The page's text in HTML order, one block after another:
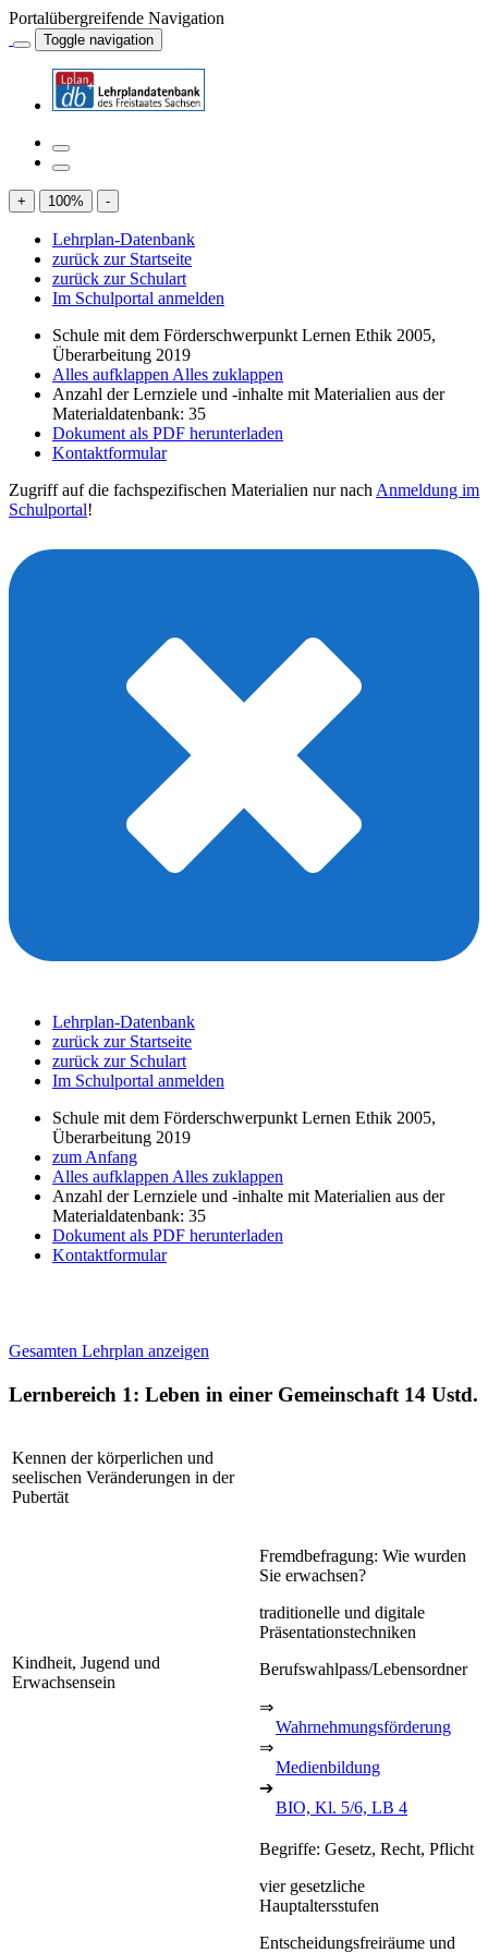
Portalübergreifende Navigation
Toggle navigation
+ 100% -
Lehrplan-Datenbank
zurück zur Startseite
zurück zur Schulart
Im Schulportal anmelden
Schule mit dem Förderschwerpunkt Lernen Ethik 2005,
Überarbeitung 2019
Alles aufklappen Alles zuklappen
Anzahl der Lernziele und -inhalte mit Materialien aus der
Materialdatenbank: 35
Dokument als PDF herunterladen
Kontaktformular
Zugriff auf die fachspezifischen Materialien nur nach Anmeldung im
Schulportal!
Lehrplan-Datenbank
zurück zur Startseite
zurück zur Schulart
Im Schulportal anmelden
Schule mit dem Förderschwerpunkt Lernen Ethik 2005,
Überarbeitung 2019
zum Anfang
Alles aufklappen Alles zuklappen
Anzahl der Lernziele und -inhalte mit Materialien aus der
Materialdatenbank: 35
Dokument als PDF herunterladen
Kontaktformular
Gesamten Lehrplan anzeigen
Lernbereich 1: Leben in einer Gemeinschaft 14 Ustd.
Kennen der körperlichen und
seelischen Veränderungen in der
Pubertät
Kindheit, Jugend und
Erwachsensein
Fremdbefragung: Wie wurden
Sie erwachsen?
traditionelle und digitale
Präsentationstechniken
Berufswahlpass/Lebensordner
⇒
Wahrnehmungsförderung
⇒
Medienbildung
➔
BIO, Kl. 5/6, LB 4
Begriffe: Gesetz, Recht, Pflicht
vier gesetzliche
Hauptaltersstufen
Entscheidungsfreiräume und